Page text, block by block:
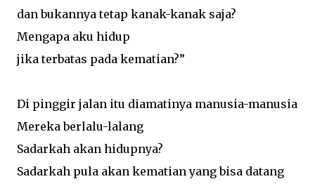
dan bukannya tetap kanak-kanak saja?
Mengapa aku hidup
jika terbatas pada kematian?”
Di pinggir jalan itu diamatinya manusia-manusia
Mereka berlalu-lalang
Sadarkah akan hidupnya?
Sadarkah pula akan kematian yang bisa datang